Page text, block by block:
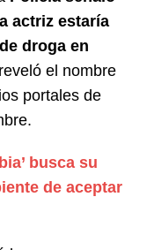
actriz estaría
droga en
el nombre
portales de
busca su
de aceptar